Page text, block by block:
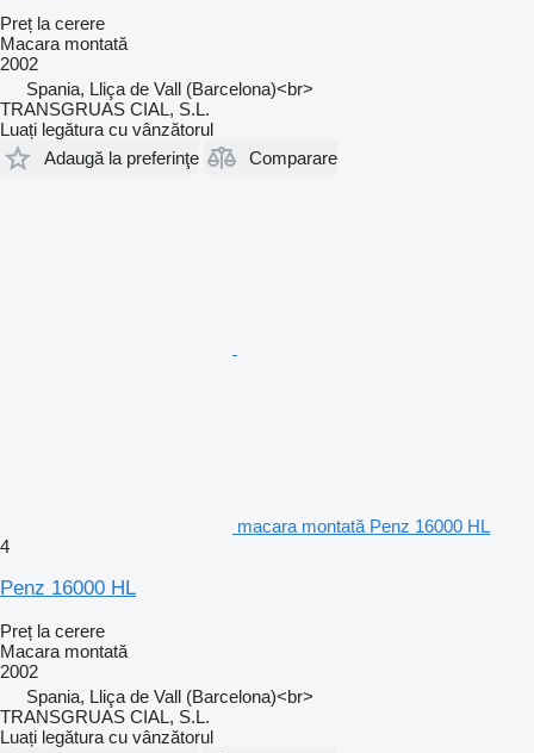
Preț la cerere
Macara montată
2002
Spania, Lliça de Vall (Barcelona)<br>
TRANSGRUAS CIAL, S.L.
Luați legătura cu vânzătorul
Adaugă la preferinţe
Comparare
macara montată Penz 16000 HL
4
Penz 16000 HL
Preț la cerere
Macara montată
2002
Spania, Lliça de Vall (Barcelona)<br>
TRANSGRUAS CIAL, S.L.
Luați legătura cu vânzătorul